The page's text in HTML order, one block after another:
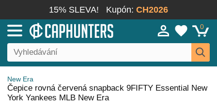
15% SLEVA! Kupón: CH2026
0
New Era
Čepice rovná červená snapback 9FIFTY Essential New
York Yankees MLB New Era